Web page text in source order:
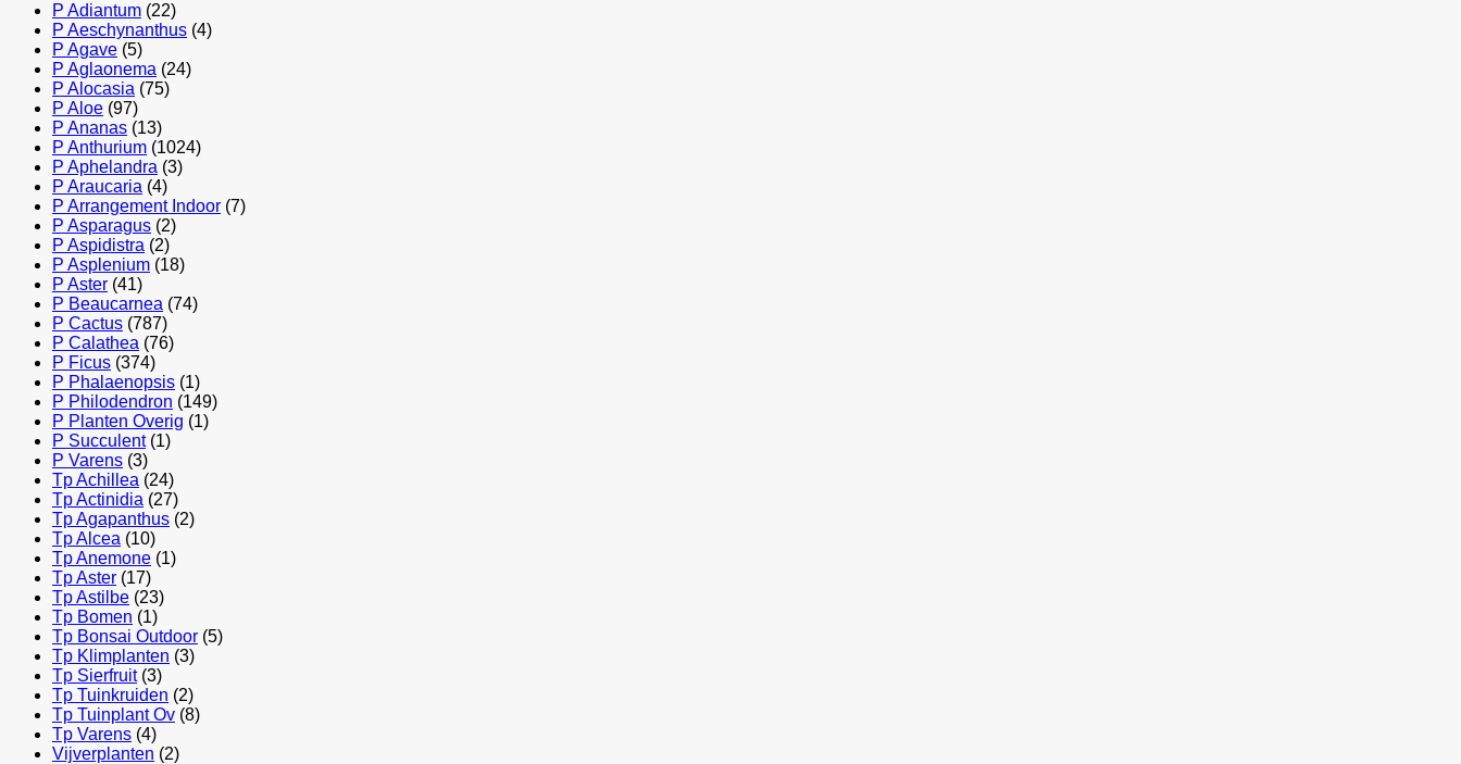
P Adiantum (22)
P Aeschynanthus (4)
P Agave (5)
P Aglaonema (24)
P Alocasia (75)
P Aloe (97)
P Ananas (13)
P Anthurium (1024)
P Aphelandra (3)
P Araucaria (4)
P Arrangement Indoor (7)
P Asparagus (2)
P Aspidistra (2)
P Asplenium (18)
P Aster (41)
P Beaucarnea (74)
P Cactus (787)
P Calathea (76)
P Ficus (374)
P Phalaenopsis (1)
P Philodendron (149)
P Planten Overig (1)
P Succulent (1)
P Varens (3)
Tp Achillea (24)
Tp Actinidia (27)
Tp Agapanthus (2)
Tp Alcea (10)
Tp Anemone (1)
Tp Aster (17)
Tp Astilbe (23)
Tp Bomen (1)
Tp Bonsai Outdoor (5)
Tp Klimplanten (3)
Tp Sierfruit (3)
Tp Tuinkruiden (2)
Tp Tuinplant Ov (8)
Tp Varens (4)
Vijverplanten (2)